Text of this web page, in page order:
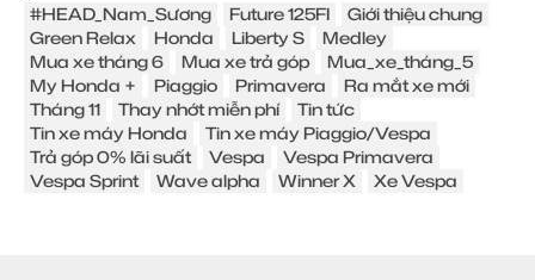
#HEAD_Nam_Sương Future 125FI
Giới thiệu chung
Green Relax
Honda Liberty S
Medley
Mua xe tháng 6
Mua xe trả góp
Mua_xe_tháng_5
My Honda +
Piaggio Primavera
Ra mắt xe mới
Tháng 11
Thay nhớt miễn phí
Tin tức
Tin xe máy Honda
Tin xe máy Piaggio/Vespa
Trả góp 0% lãi suất
Vespa
Vespa Primavera
Vespa Sprint
Wave alpha Winner X Xe Vespa